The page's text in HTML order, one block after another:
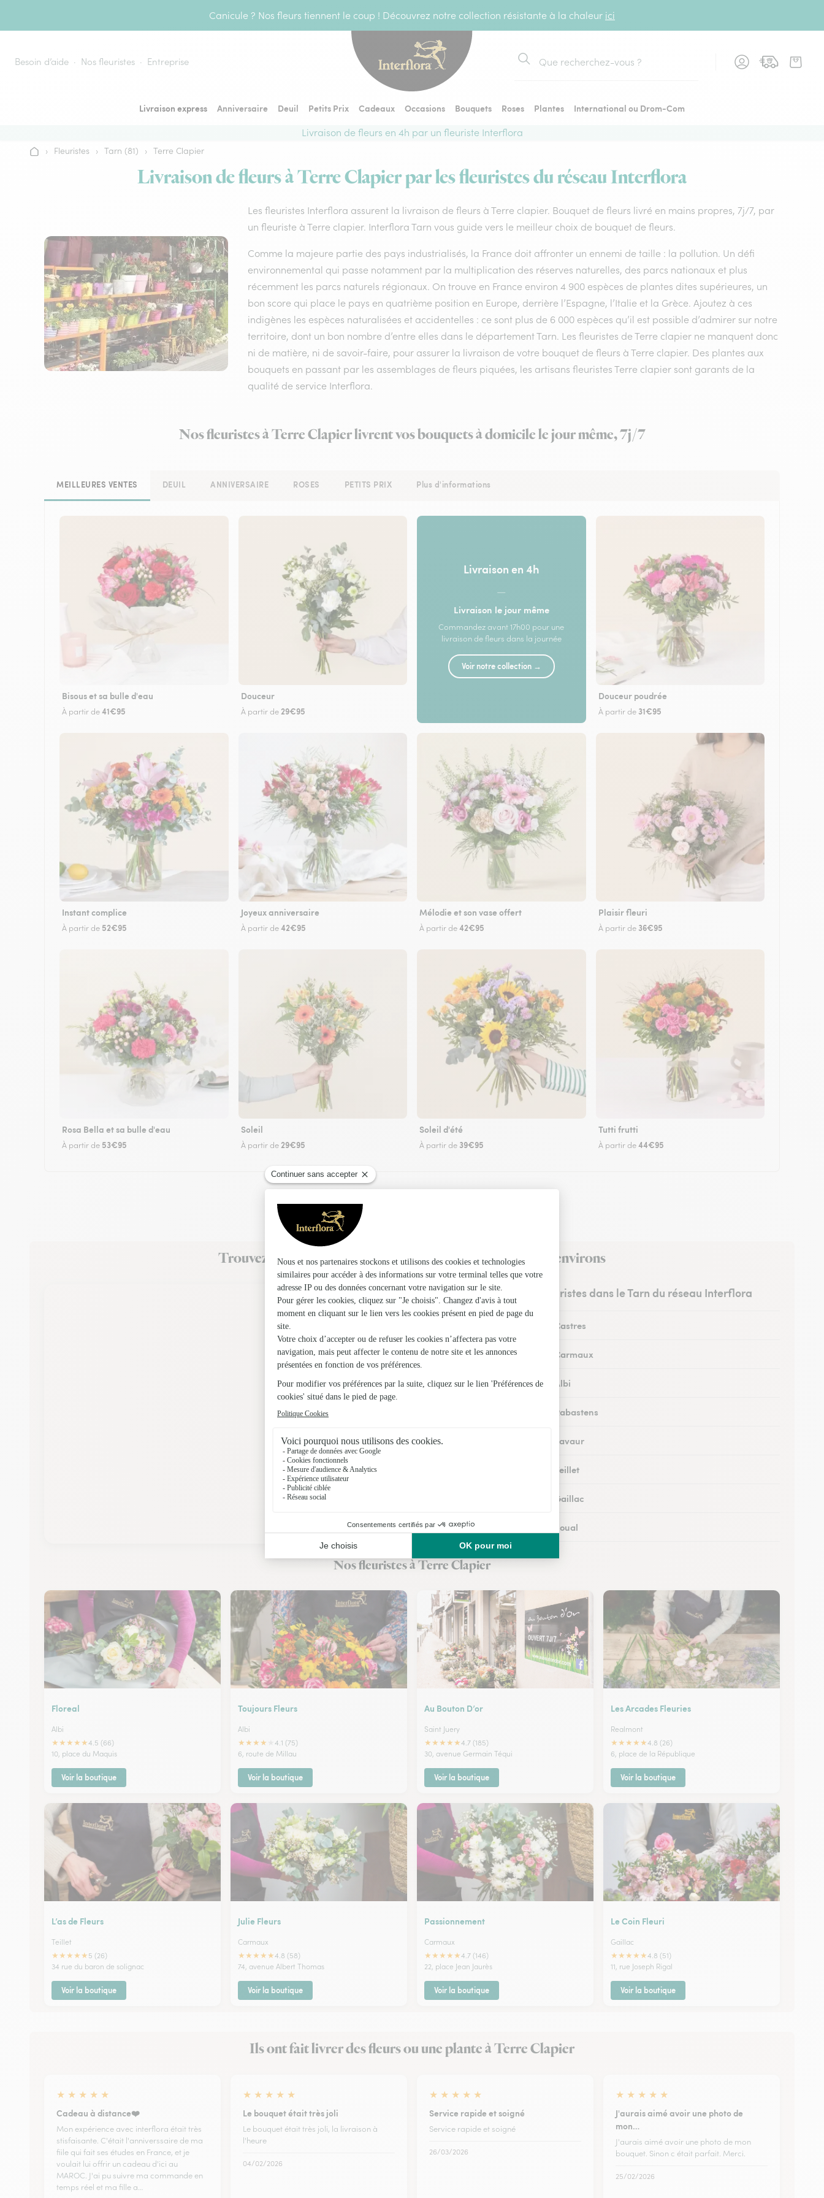
Canicule ? Nos fleurs tiennent le coup ! Découvrez notre collection résistante à la chaleur ici
Besoin d’aide Nos fleuristes Entreprise
Rechercher
Livraison express Anniversaire Deuil Petits Prix Cadeaux Occasions Bouquets Roses Plantes
International ou Drom-Com
Livraison de fleurs en 4h par un fleuriste Interflora
Accueil
› Fleuristes › Tarn (81) › Terre Clapier
Livraison de fleurs à Terre Clapier par les fleuristes du réseau Interflora
Les fleuristes Interflora assurent la livraison de fleurs à Terre clapier. Bouquet de fleurs livré en mains propres, 7j/7, par
un fleuriste à Terre clapier. Interflora Tarn vous guide vers le meilleur choix de bouquet de fleurs.
Comme la majeure partie des pays industrialisés, la France doit affronter un ennemi de taille : la pollution. Un défi
environnemental qui passe notamment par la multiplication des réserves naturelles, des parcs nationaux et plus
récemment les parcs naturels régionaux. On trouve en France environ 4 900 espèces de plantes dites supérieures, un
bon score qui place le pays en quatrième position en Europe, derrière l’Espagne, l’Italie et la Grèce. Ajoutez à ces
indigènes les espèces naturalisées et accidentelles : ce sont plus de 6 000 espèces qu’il est possible d’admirer sur notre
territoire, dont un bon nombre d’entre elles dans le département Tarn. Les fleuristes de Terre clapier ne manquent donc
ni de matière, ni de savoir-faire, pour assurer la livraison de votre bouquet de fleurs à Terre clapier. Des plantes aux
bouquets en passant par les assemblages de fleurs piquées, les artisans fleuristes Terre clapier sont garants de la
qualité de service Interflora.
Nos fleuristes à Terre Clapier livrent vos bouquets à domicile le jour même, 7j/7
MEILLEURES VENTES DEUIL ANNIVERSAIRE ROSES PETITS PRIX Plus d'informations
Bisous et sa bulle d'eau
À partir de41€95
Douceur
À partir de 29€95
Livraison en 4h
—
Livraison le jour même
Commandez avant 17h00 pour une
livraison de fleurs dans la journée
Voir notre collection →
Douceur poudrée
À partir de 31€95
Instant complice
À partir de 52€95
Joyeux anniversaire
À partir de42€95
Mélodie et son vase offert
À partir de42€95
Plaisir fleuri
À partir de 36€95
Rosa Bella et sa bulle d'eau
À partir de 53€95
Soleil
À partir de 29€95
Soleil d'été
À partir de 39€95
Tutti frutti
À partir de44€95
Trouvez un fleuriste Interflora à Terre Clapier et dans ses environs
Les fleuristes dans le Tarn du réseau Interflora
Fleuristes à Castres
Fleuristes à Carmaux
Fleuristes à Albi
Fleuristes à Rabastens
Fleuristes à Lavaur
Fleuristes à Teillet
Fleuristes à Gaillac
Fleuristes à Soual
Fleuristes à Mazamet
Nos fleuristes à Terre Clapier
Floreal
Albi
★★★★★4.5 (66)
10, place du Maquis
Voir la boutique
Toujours Fleurs
Albi
★★★★
4.1 (75)
6, route de Millau
Voir la boutique
Au Bouton D’or
Saint Juery
★★★★★4.7 (185)
30, avenue Germain Téqui
Voir la boutique
Les Arcades Fleuries
Realmont
★★★★★4.8 (26)
6, place de la République
Voir la boutique
L’as de Fleurs
Teillet
★★★★★ 5 (26)
34 rue du baron de solignac
Voir la boutique
Julie Fleurs
Carmaux
★★★★★4.8 (58)
74, avenue Albert Thomas
Voir la boutique
Passionnement
Carmaux
★★★★★4.7 (146)
22, place Jean Jaurès
Voir la boutique
Le Coin Fleuri
Gaillac
★★★★★4.8 (51)
11, rue Joseph Rigal
Voir la boutique
Ils ont fait livrer des fleurs ou une plante à Terre Clapier
★ ★ ★ ★ ★
Cadeau à distance❤️
Mon expérience avec interflora était très
stisfaisante. C'était l'anniverssaire de ma
fiile qui fait ses études en France, et je
voulait lui offrir un cadeau d'ici au
MAROC. J'ai pu suivre ma commande en
temps réel et ma fille a…
★ ★ ★ ★ ★
Le bouquet était très joli
Le bouquet était très joli, la livraison à
l'heure
04/02/2026
★ ★ ★ ★ ★
Service rapide et soigné
Service rapide et soigné
26/03/2026
★ ★ ★ ★ ★
J'aurais aimé avoir une photo de
mon…
J'aurais aimé avoir une photo de mon
bouquet. Sinon c était parfait. Merci.
25/02/2026